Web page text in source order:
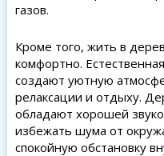
газов.
Кроме того, жить в
комфортно.
создают уютную
релаксации и отдыху.
обладают хорошей
избежать шума от
спокойную обстановку